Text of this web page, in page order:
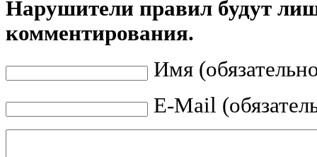
Нарушители правил будут
комментирования.
Имя
E-Mail